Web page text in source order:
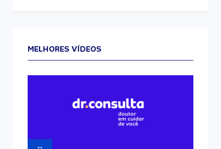
MELHORES VÍDEOS